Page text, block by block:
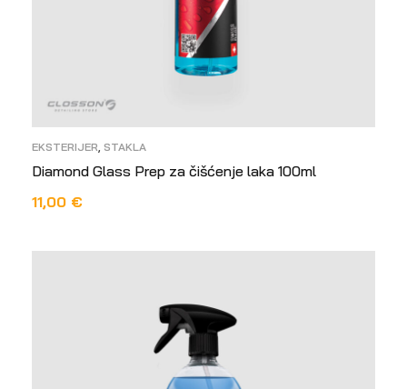
EKSTERIJER STAKLA
Diamond Glass Prep za čišćenje laka 100ml
11,00 €